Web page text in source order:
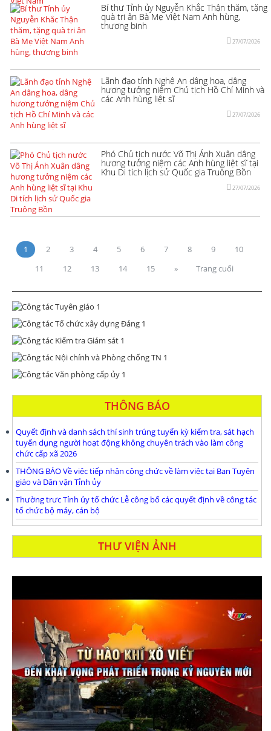
Bí thư Tỉnh ủy Nguyễn Khắc Thận thăm, tặng
quà tri ân Bà Mẹ Việt Nam Anh hùng,
thương binh
27/07/2026
Lãnh đạo tỉnh Nghệ An dâng hoa, dâng
hương tưởng niệm Chủ tịch Hồ Chí Minh và
các Anh hùng liệt sĩ
27/07/2026
Phó Chủ tịch nước Võ Thị Ánh Xuân dâng
hương tưởng niệm các Anh hùng liệt sĩ tại
Khu Di tích lịch sử Quốc gia Truông Bồn
27/07/2026
1 2 3 4 5 6 7 8 9
10
11
12 13 14 15 » Trang cuối
THÔNG BÁO
Quyết định và danh sách thí sinh trúng tuyển kỳ kiểm tra, sát hạch
tuyển dụng người hoạt động không chuyên trách vào làm công
chức cấp xã 2026
THÔNG BÁO Về việc tiếp nhận công chức về làm việc tại Ban Tuyên
giáo và Dân vận Tỉnh ủy
Thường trưc Tỉnh ủy tổ chức Lễ công bố các quyết định về công tác
tổ chức bộ máy, cán bộ
THƯ VIỆN ẢNH